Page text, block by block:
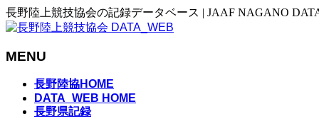
長野陸上競技協会の記録データベース | JAAF NAGANO
MENU
長野陸協HOME
DATA_WEB HOME
長野県記録